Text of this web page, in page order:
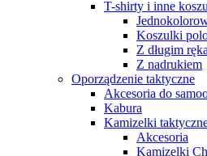
T-shirty i inne
Koszulki
Z długim
Z nadrukiem
Oporządzenie taktyczne
Akcesoria do
Kabura
Kamizelki
Akcesoria
Kamizelki